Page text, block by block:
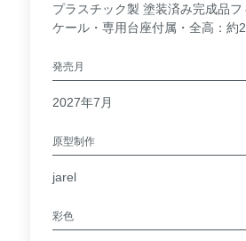
プラスチック製 塗装済み完成品
ケール・専用台座付属・全高：約
発売月
2027年7月
原型制作
jarel
彩色